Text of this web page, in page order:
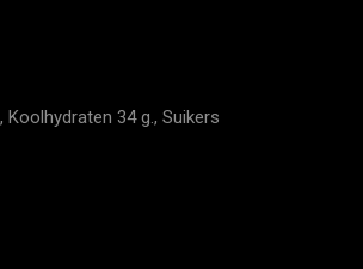
34 g., Suikers